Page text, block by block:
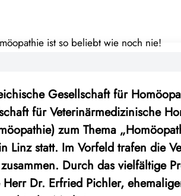
Gesellschaft für
für Veterinärmedizinische
zum Thema
Linz statt. Im Vorfeld trafen die
Durch das vielfältige
Dr. Erfried Pichler,